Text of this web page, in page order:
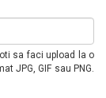
sa faci upload la o
JPG, GIF sau PNG.